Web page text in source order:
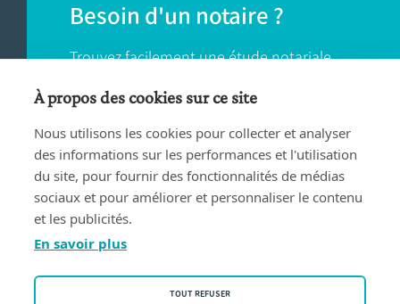
Besoin d'un notaire ?
Trouvez facilement une étude notariale
près de chez vous.
TROUVER UN NOTAIRE
Conditions d'utilisation
À propos des cookies sur ce site
Nous utilisons les cookies pour collecter et analyser
des informations sur les performances et l'utilisation
du site, pour fournir des fonctionnalités de médias
sociaux et pour améliorer et personnaliser le contenu
et les publicités.
En savoir plus
TOUT REFUSER